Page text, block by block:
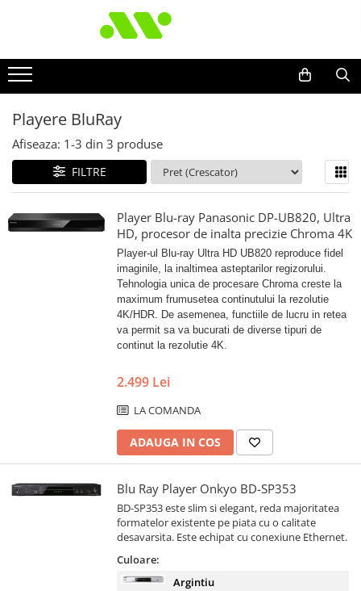
Playere BluRay
Afiseaza: 1-3 din 3 produse
FILTRE
Player Blu-ray Panasonic DP-UB820, Ultra
HD, procesor de inalta precizie Chroma 4K
Player-ul Blu-ray Ultra HD UB820 reproduce fidel
imaginile, la inaltimea asteptarilor regizorului.
Tehnologia unica de procesare Chroma creste la
maximum frumusetea continutului la rezolutie
4K/HDR. De asemenea, functiile de lucru in retea
va permit sa va bucurati de diverse tipuri de
continut la rezolutie 4K.
2.499 Lei
LA COMANDA
ADAUGA IN COS
Blu Ray Player Onkyo BD-SP353
BD-SP353 este slim si elegant, reda majoritatea
formatelor existente pe piata cu o calitate
desavarsita. Este echipat cu conexiune Ethernet.
Culoare:
Argintiu